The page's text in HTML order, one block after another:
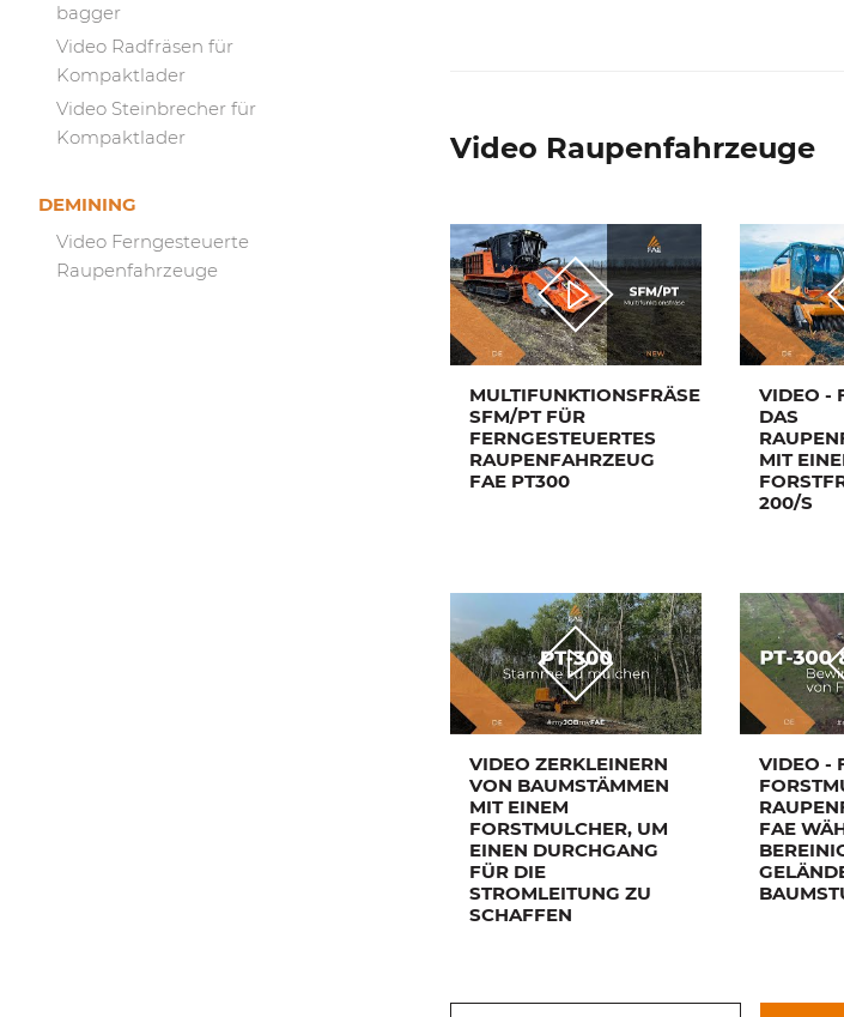
bagger
Video Radfräsen für
Kompaktlader
Video Steinbrecher für
Kompaktlader
DEMINING
Video Ferngesteuerte
Raupenfahrzeuge
Video Raupenfahrzeuge
MULTIFUNKTIONSFRÄSE
SFM/PT FÜR
FERNGESTEUERTES
RAUPENFAHRZEUG
FAE PT300
VIDEO -
DAS
MIT
200/S
VIDEO ZERKLEINERN
VON BAUMSTÄMMEN
MIT EINEM
FORSTMULCHER, UM
EINEN DURCHGANG
FÜR DIE
STROMLEITUNG ZU
SCHAFFEN
VIDEO -
FAE